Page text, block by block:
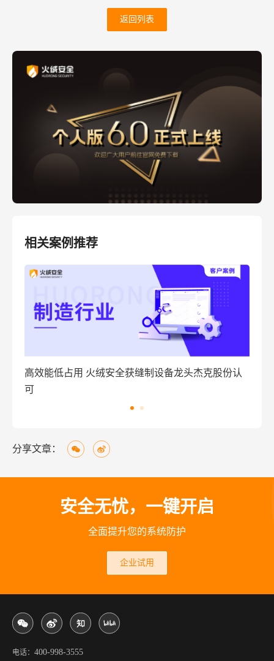
返回列表
相关案例推荐
高效能低占用 火绒安全获缝制设备龙头杰克股份认
可
分享文章：
安全无忧，一键开启
全面提升您的系统防护
企业试用
电话： 400-998-3555